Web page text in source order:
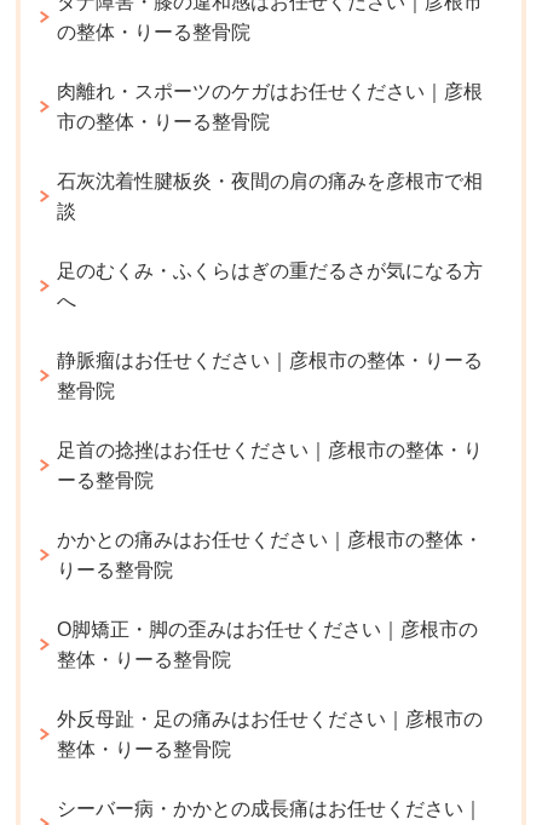
の整体・りーる整骨院
肉離れ・スポーツのケガはお任せください｜彦根
市の整体・りーる整骨院
石灰沈着性腱板炎・夜間の肩の痛みを彦根市で相
談
足のむくみ・ふくらはぎの重だるさが気になる方
へ
静脈瘤はお任せください｜彦根市の整体・りーる
整骨院
足首の捻挫はお任せください｜彦根市の整体・り
ーる整骨院
かかとの痛みはお任せください｜彦根市の整体・
りーる整骨院
O脚矯正・脚の歪みはお任せください｜彦根市の
整体・りーる整骨院
外反母趾・足の痛みはお任せください｜彦根市の
整体・りーる整骨院
シーバー病・かかとの成長痛はお任せください｜